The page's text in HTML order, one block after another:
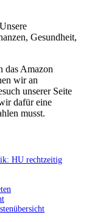
Gesundheit,
das Amazon
wir an
unserer Seite
dafür eine
musst.
HU rechtzeitig